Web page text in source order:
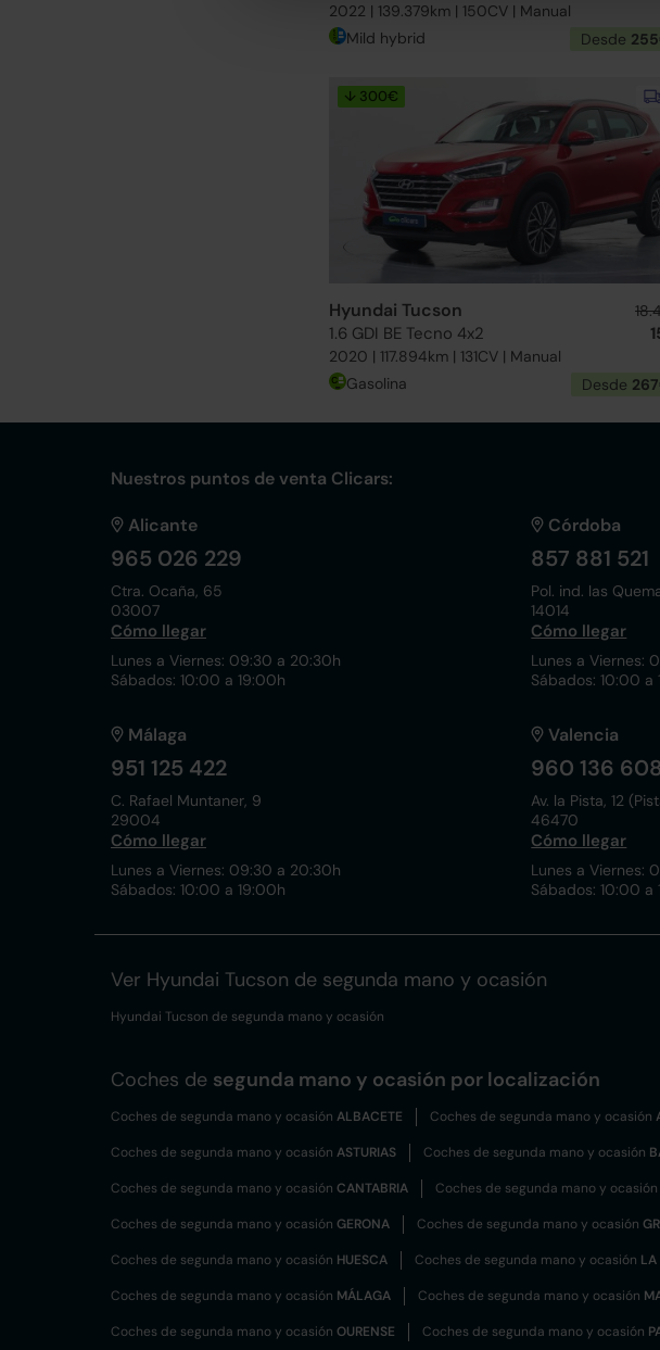
2022 | 139.379km | 150CV | Manual
Mild hybrid Desde
↓ 300€
Hyundai Tucson
1.6 GDI BE Tecno 4x2
2020 | 117.894km | 131CV | Manual
Gasolina Desde
Nuestros puntos de venta Clicars:
Alicante
965 026 229
Ctra. Ocaña, 65
03007
Cómo llegar
Lunes a Viernes: 09:30 a 20:30h
Sábados: 10:00 a 19:00h
Córdoba
857 881 521
Pol. ind. las
14014
Cómo llegar
Lunes a Viernes:
Sábados: 10:00 a
Málaga
951 125 422
C. Rafael Muntaner, 9
29004
Cómo llegar
Lunes a Viernes: 09:30 a 20:30h
Sábados: 10:00 a 19:00h
Valencia
960 136 608
Av. la Pista, 12
46470
Cómo llegar
Lunes a Viernes:
Sábados: 10:00 a
Ver Hyundai Tucson de segunda mano y ocasión
Hyundai Tucson de segunda mano y ocasión
Coches de segunda mano y ocasión por localización
Coches de segunda mano y ocasión ALBACETE Coches de segunda mano y ocasión
Coches de segunda mano y ocasión ASTURIAS Coches de segunda mano y ocasión
Coches de segunda mano y ocasión CANTABRIA Coches de segunda mano y ocasión
Coches de segunda mano y ocasión GERONA Coches de segunda mano y ocasión
Coches de segunda mano y ocasión HUESCA Coches de segunda mano y ocasión LA
Coches de segunda mano y ocasión MÁLAGA Coches de segunda mano y ocasión
Coches de segunda mano y ocasión OURENSE Coches de segunda mano y ocasión